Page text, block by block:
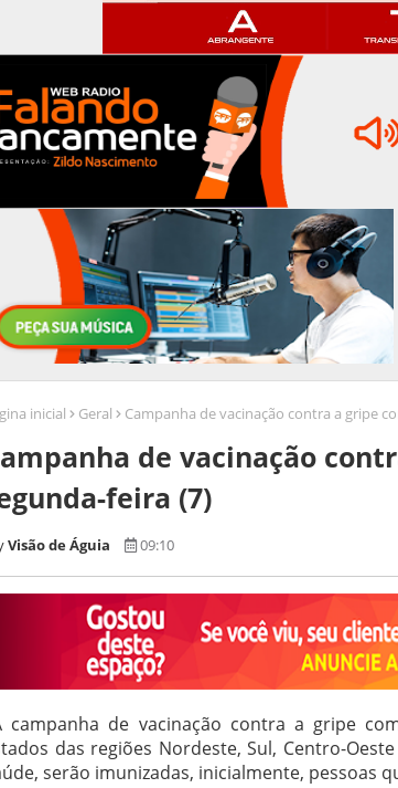
inicial Geral Campanha de vacinação contra a gripe
de vacinação
feira (7)
Visão de Águia 09:10
campanha de vacinação contra a gripe
das regiões Nordeste, Sul, Centro-
serão imunizadas, inicialmente, pessoas